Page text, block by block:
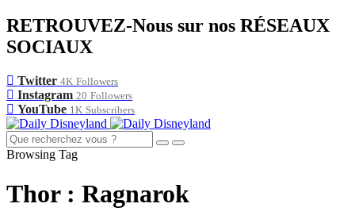
RETROUVEZ-Nous sur nos RÉSEAUX
SOCIAUX
Twitter 4K Followers
Instagram 20 Followers
YouTube 1K Subscribers
Browsing Tag
Thor : Ragnarok